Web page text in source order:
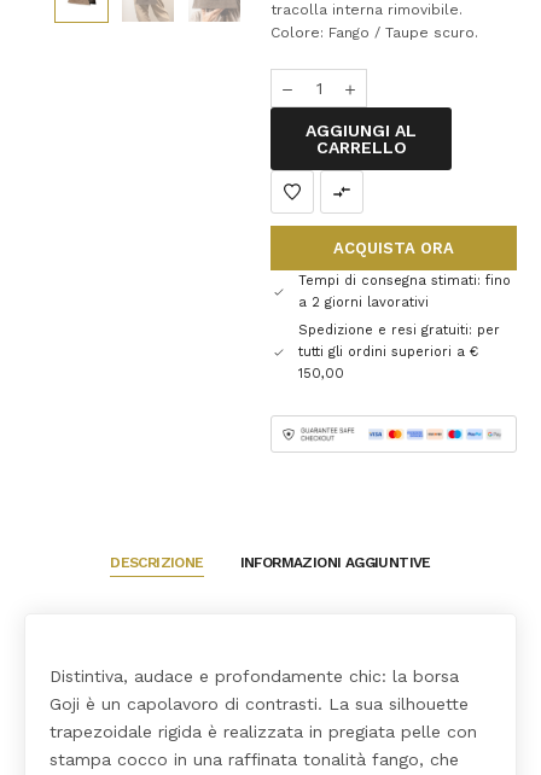
tracolla interna rimovibile.
Colore: Fango / Taupe scuro.
AGGIUNGI AL
CARRELLO
ACQUISTA ORA
Tempi di consegna stimati: fino
a 2 giorni lavorativi
Spedizione e resi gratuiti: per
tutti gli ordini superiori a €
150,00
DESCRIZIONE INFORMAZIONI AGGIUNTIVE
Distintiva, audace e profondamente chic: la borsa
Goji è un capolavoro di contrasti. La sua silhouette
trapezoidale rigida è realizzata in pregiata pelle con
stampa cocco in una raffinata tonalità fango, che